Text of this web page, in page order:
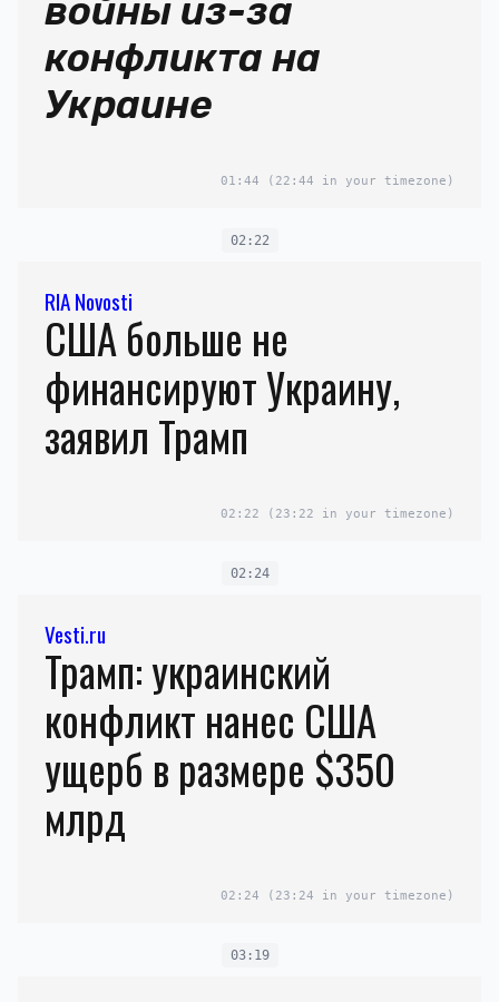
войны из-за
конфликта на
Украине
01:44 (22:44 in your timezone)
02:22
RIA Novosti
США больше не
финансируют Украину,
заявил Трамп
02:22 (23:22 in your timezone)
02:24
Vesti.ru
Трамп: украинский
конфликт нанес США
ущерб в размере $350
млрд
02:24 (23:24 in your timezone)
03:19